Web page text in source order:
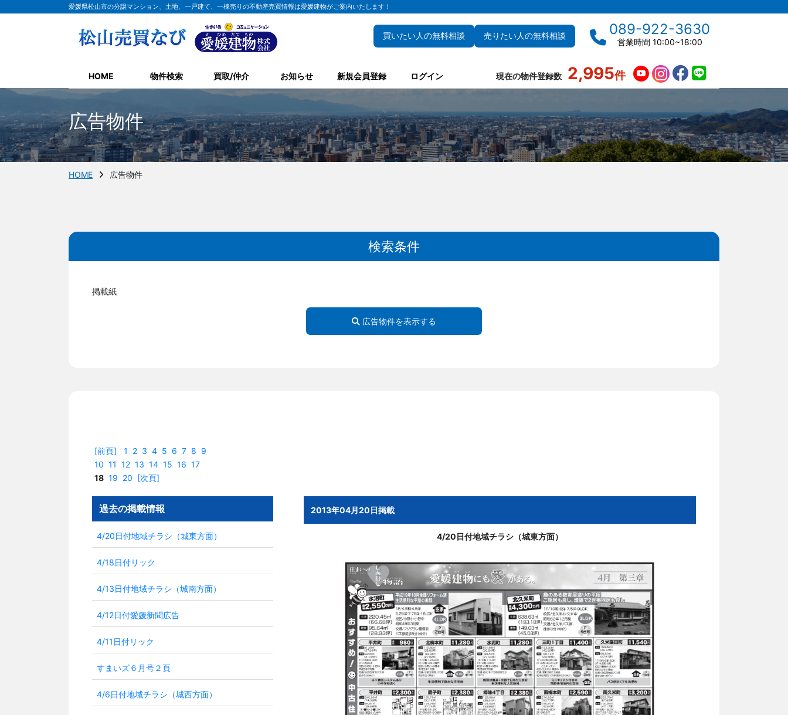
愛媛県松山市の分譲マンション、土地、一戸建て、一棟売りの不動産売買情報は愛媛建物がご案内いたします！
買いたい人の無料相談 売りたい人の無料相談 089-922-3630
営業時間 10:00~18:00
HOME 物件検索 買取/仲介 お知らせ 新規会員登録 ログイン 現在の物件登録数 2,995件
広告物件
HOME 広告物件
検索条件
掲載紙
広告物件を表示する
[前頁] 1 2 3 4 5 6 7 8 9
10 11 12 13 14 15 16 17
18 19 20 [次頁]
過去の掲載情報
4/20日付地域チラシ（城東方面）
4/18日付リック
4/13日付地域チラシ（城南方面）
4/12日付愛媛新聞広告
4/11日付リック
すまいズ６月号２頁
4/6日付地域チラシ（城西方面）
2013年04月20日掲載
4/20日付地域チラシ（城東方面）